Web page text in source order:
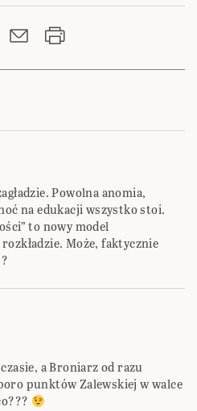
Powolna anomia,
na edukacji wszystko stoi.
to nowy model
Może, faktycznie
a Broniarz od razu
punktów Zalewskiej w walce